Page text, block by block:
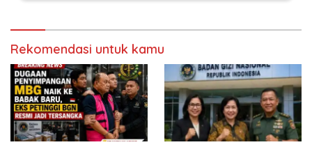
Rekomendasi untuk kamu